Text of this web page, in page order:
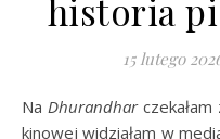
historia
15 lutego
Na Dhurandharczekałam
kinowej widziałam w